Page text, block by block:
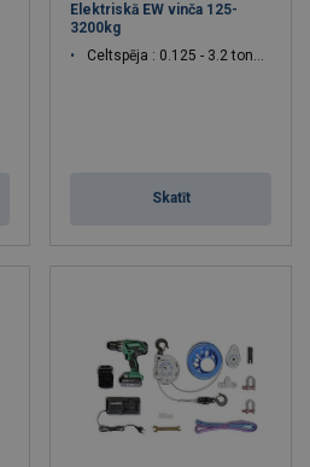
Elektriskā EW vinča 125-
3200kg
Celtspēja : 0.125 - 3.2 tonnas
Skatīt